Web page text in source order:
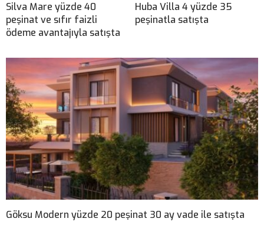
Silva Mare yüzde 40
peşinat ve sıfır faizli
ödeme avantajıyla satışta
Huba Villa 4 yüzde 35
peşinatla satışta
Göksu Modern yüzde 20 peşinat 30 ay vade ile satışta